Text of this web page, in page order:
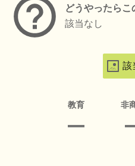
どうやったらこ
該当なし
該
教育 非